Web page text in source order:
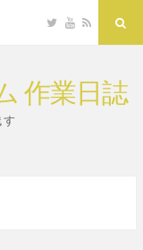
Twitter
YouTube
RSS
作業日誌